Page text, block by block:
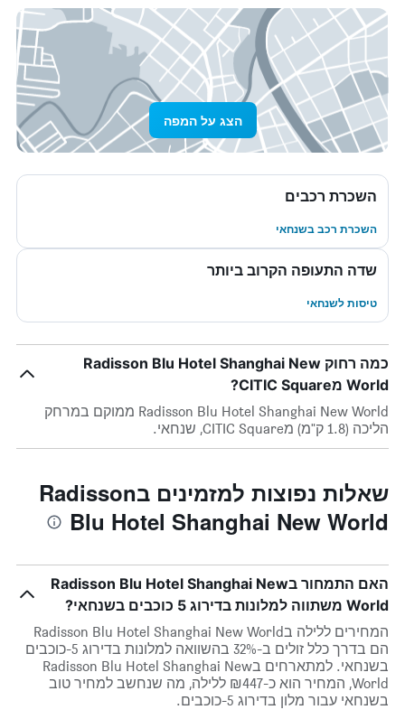
הצג על המפה
השכרת רכבים
השכרת רכב בשנחאי
שדה התעופה הקרוב ביותר
טיסות לשנחאי
כמה רחוק Radisson Blu Hotel Shanghai New
World מCITIC Square?
Radisson Blu Hotel Shanghai New World ממוקם במרחק
הליכה (1.8 ק"מ) מCITIC Square, שנחאי.
שאלות נפוצות למזמינים בRadisson
Blu Hotel Shanghai New World
האם התמחור בRadisson Blu Hotel Shanghai New
World משתווה למלונות בדירוג 5 כוכבים בשנחאי?
המחירים ללילה בRadisson Blu Hotel Shanghai New World
הם בדרך כלל זולים ב-32% בהשוואה למלונות בדירוג 5-כוכבים
בשנחאי. למתארחים בRadisson Blu Hotel Shanghai New
World, המחיר הוא כ-₪447 ללילה, מה שנחשב למחיר טוב
בשנחאי עבור מלון בדירוג 5-כוכבים.